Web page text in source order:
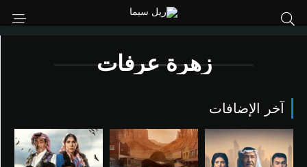
زهرة عرفات
آخر الإضافات